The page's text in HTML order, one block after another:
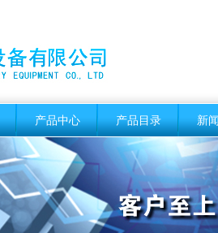
产品中心 产品目录 新